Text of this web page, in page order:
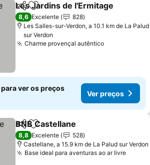
PartilharAdicionar aos favoritos
Les Jardins de l'Ermitage
8,6 Excelente
828
Les Salles-sur-Verdon, a 10.1 km de La Palud
sur Verdon
Charme provençal autênticoVer preços
ver os preços
Ver preços
PartilharAdicionar aos favoritos
BNB Castellane
8,8 Excelente
528
Castellane, a 15.9 km de La Palud sur Verdon
Base ideal para aventuras ao ar livreVer